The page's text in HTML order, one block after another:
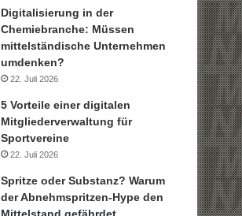
Digitalisierung in der
Chemiebranche: Müssen
mittelständische Unternehmen
umdenken?
22. Juli 2026
5 Vorteile einer digitalen
Mitgliederverwaltung für
Sportvereine
22. Juli 2026
Spritze oder Substanz? Warum
der Abnehmspritzen-Hype den